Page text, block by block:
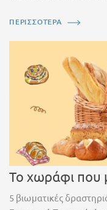
ΠΕΡΙΣΣΟΤΕΡΑ
Το χωράφι που
5 βιωματικές